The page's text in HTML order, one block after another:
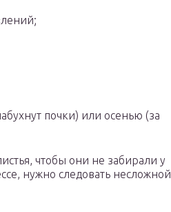
почки) или осенью (за
чтобы они не забирали у
нужно следовать несложной